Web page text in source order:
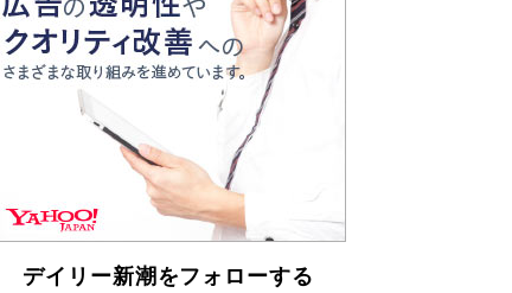
デイリー新潮をフォローする